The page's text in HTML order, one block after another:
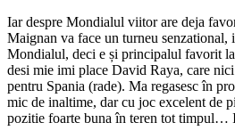
Iar despre Mondialul viitor are deja
Maignan va face un turneu senzational,
Mondialul, deci e și principalul favorit
desi mie imi place David Raya, care
pentru Spania (rade). Ma regasesc în
mic de inaltime, dar cu joc excelent de
pozitie foarte buna în teren tot timpul…